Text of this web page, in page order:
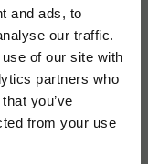
and ads, to
our traffic.
of our site with
partners who
you’ve
from your use